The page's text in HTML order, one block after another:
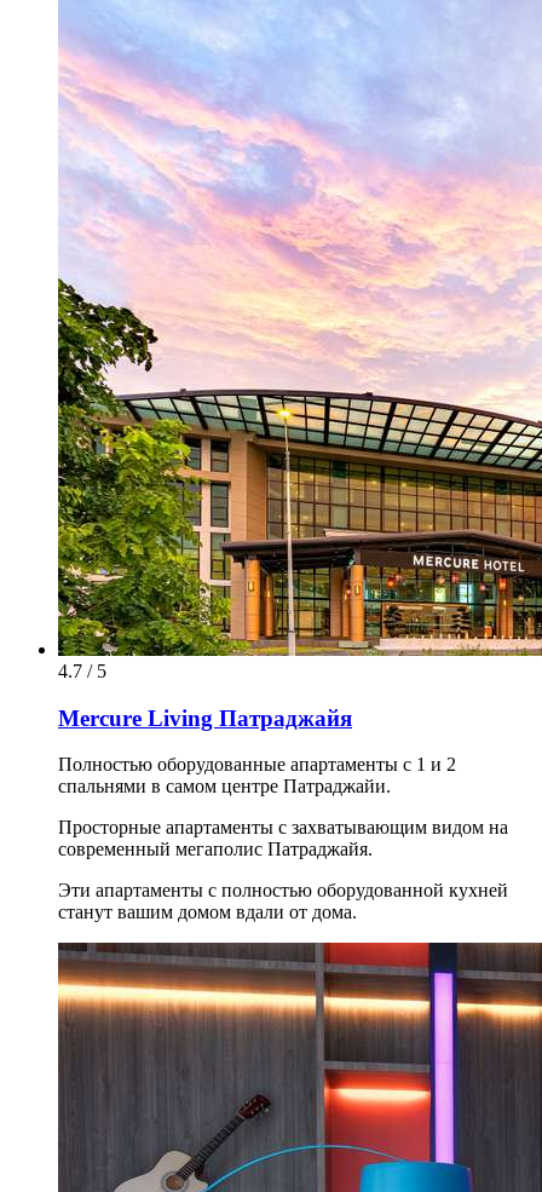
4.7 / 5
Mercure Living Патраджайя
Полностью оборудованные апартаменты с 1 и 2
спальнями в самом центре Патраджайи.
Просторные апартаменты с захватывающим видом на
современный мегаполис Патраджайя.
Эти апартаменты с полностью оборудованной кухней
станут вашим домом вдали от дома.